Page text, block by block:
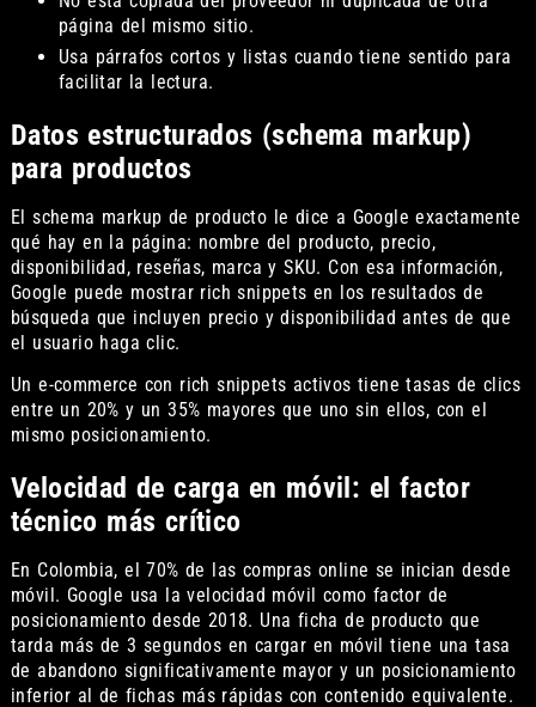
página del mismo sitio.
Usa párrafos cortos y listas cuando tiene sentido para
facilitar la lectura.
Datos estructurados (schema markup)
para productos
El schema markup de producto le dice a Google exactamente
qué hay en la página: nombre del producto, precio,
disponibilidad, reseñas, marca y SKU. Con esa información,
Google puede mostrar rich snippets en los resultados de
búsqueda que incluyen precio y disponibilidad antes de que
el usuario haga clic.
Un e-commerce con rich snippets activos tiene tasas de clics
entre un 20% y un 35% mayores que uno sin ellos, con el
mismo posicionamiento.
Velocidad de carga en móvil: el factor
técnico más crítico
En Colombia, el 70% de las compras online se inician desde
móvil. Google usa la velocidad móvil como factor de
posicionamiento desde 2018. Una ficha de producto que
tarda más de 3 segundos en cargar en móvil tiene una tasa
de abandono significativamente mayor y un posicionamiento
inferior al de fichas más rápidas con contenido equivalente.